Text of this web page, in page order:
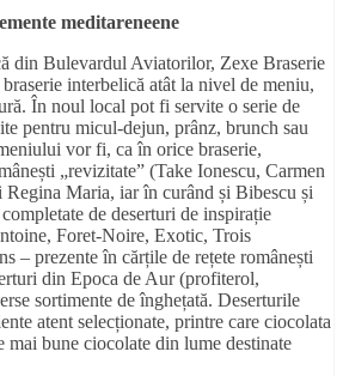
meditareneene
din Bulevardul Aviatorilor, Zexe Braserie
interbelică atât la nivel de meniu,
În noul local pot fi servite o serie de
pentru micul-dejun, prânz, brunch sau
vor fi, ca în orice braserie,
„revizitate” (Take Ionescu, Carmen
Regina Maria, iar în curând și Bibescu și
de deserturi de inspirație
Foret-Noire, Exotic, Trois
– prezente în cărțile de rețete românești
din Epoca de Aur (profiterol,
sortimente de înghețată. Deserturile
atent selecționate, printre care ciocolata
mai bune ciocolate din lume destinate